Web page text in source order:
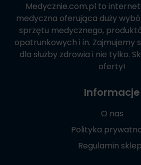
Medycznie.com.pl to
medyczna oferująca duży
sprzętu medycznego,
opatrunkowych i in. Zajmujemy
dla służby zdrowia i nie tylko.
oferty!
Informacje
O nas
Polityka
Regulamin